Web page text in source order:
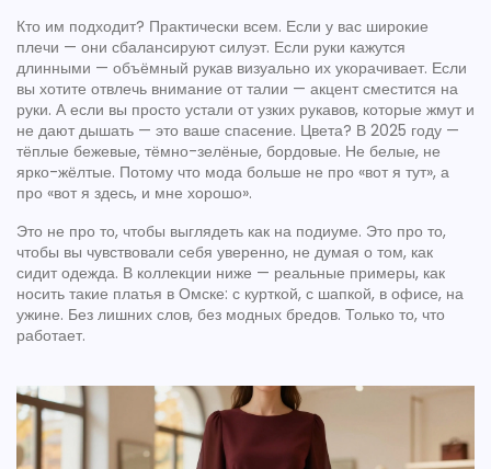
Кто им подходит? Практически всем. Если у вас широкие
плечи — они сбалансируют силуэт. Если руки кажутся
длинными — объёмный рукав визуально их укорачивает. Если
вы хотите отвлечь внимание от талии — акцент сместится на
руки. А если вы просто устали от узких рукавов, которые жмут и
не дают дышать — это ваше спасение. Цвета? В 2025 году —
тёплые бежевые, тёмно-зелёные, бордовые. Не белые, не
ярко-жёлтые. Потому что мода больше не про «вот я тут», а
про «вот я здесь, и мне хорошо».
Это не про то, чтобы выглядеть как на подиуме. Это про то,
чтобы вы чувствовали себя уверенно, не думая о том, как
сидит одежда. В коллекции ниже — реальные примеры, как
носить такие платья в Омске: с курткой, с шапкой, в офисе, на
ужине. Без лишних слов, без модных бредов. Только то, что
работает.